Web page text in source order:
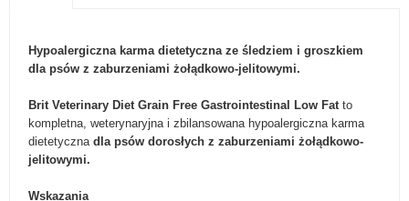
Hypoalergiczna karma dietetyczna ze śledziem i groszkiem
dla psów z zaburzeniami żołądkowo-jelitowymi.
Brit Veterinary Diet Grain Free Gastrointestinal Low Fatto
kompletna, weterynaryjna i zbilansowana hypoalergiczna karma
dietetyczna dla psów dorosłych z zaburzeniami żołądkowo-
jelitowymi.
Wskazania